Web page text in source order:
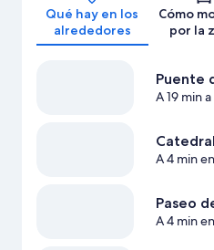
Qué hay en los
alrededores
Cómo
por la
Puente
A 19 min
A 4 min
Paseo
A 4 min